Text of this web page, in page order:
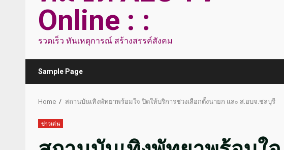
Online : :
รวดเร็ว ทันเหตุการณ์ สร้างสรรค์สังคม
Sample Page
Home สถานบันเทิงพัทยาพร้อมใจ ปิดให้บริการช่วงเลือกตั้งนายก และ ส.อบจ.ชลบุรี
ข่าวเด่น